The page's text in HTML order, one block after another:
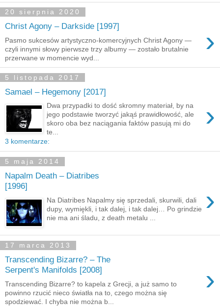
20 sierpnia 2020
Christ Agony – Darkside [1997] ›
Pasmo sukcesów artystyczno-komercyjnych Christ Agony —
czyli innymi słowy pierwsze trzy albumy — zostało brutalnie
przerwane w momencie wyd...
5 listopada 2017
Samael – Hegemony [2017]
›
Dwa przypadki to dość skromny materiał, by na
jego podstawie tworzyć jakąś prawidłowość, ale
skoro oba bez naciągania faktów pasują mi do
te...
3 komentarze:
5 maja 2014
Napalm Death – Diatribes
[1996]
›
Na Diatribes Napalmy się sprzedali, skurwili, dali
dupy, wymiękli, i tak dalej, i tak dalej… Po grindzie
nie ma ani śladu, z death metalu ...
17 marca 2013
Transcending Bizarre? – The
Serpent's Manifolds [2008]
›
Transcending Bizarre? to kapela z Grecji, a już samo to
powinno rzucić nieco światła na to, czego można się
spodziewać. I chyba nie można b...